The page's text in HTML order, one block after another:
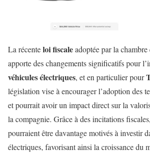
La récenteloi fiscaleadoptée par la chambre
apporte des changements significatifs pour
véhicules électriques, et en particulier pour
législation vise à encourager l’adoption des
et pourrait avoir un impact direct sur la
la compagnie. Grâce à des incitations
pourraient être davantage motivés à investir
électriques, favorisant ainsi la croissance du